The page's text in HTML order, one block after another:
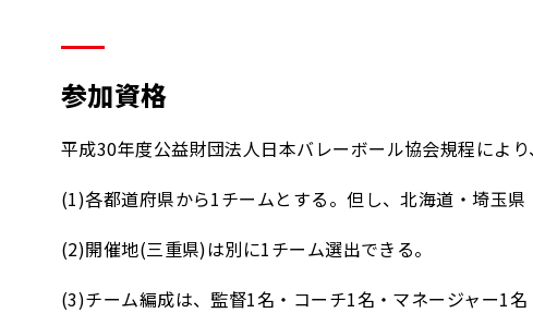
参加資格
平成30年度公益財団法人日本バレーボール協会規程によ
(1)各都道府県から1チームとする。但し、北海道・埼玉
(2)開催地(三重県)は別に1チーム選出できる。
(3)チーム編成は、監督1名・コーチ1名・マネージャー1